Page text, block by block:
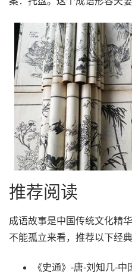
推荐阅读
成语故事是中国传统文化精
不能孤立来看，推荐以下经
《史通》-唐-刘知几-